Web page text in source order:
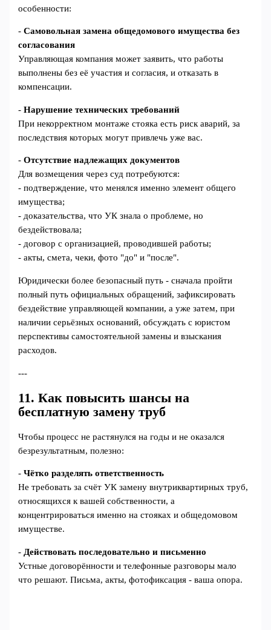
особенности:
-Самовольная замена общедомового имущества без
согласования
Управляющая компания может заявить, что работы
выполнены без её участия и согласия, и отказать в
компенсации.
-Нарушение технических требований
При некорректном монтаже стояка есть риск аварий, за
последствия которых могут привлечь уже вас.
-Отсутствие надлежащих документов
Для возмещения через суд потребуются:
- подтверждение, что менялся именно элемент общего
имущества;
- доказательства, что УК знала о проблеме, но
бездействовала;
- договор с организацией, проводившей работы;
- акты, смета, чеки, фото "до" и "после".
Юридически более безопасный путь - сначала пройти
полный путь официальных обращений, зафиксировать
бездействие управляющей компании, а уже затем, при
наличии серьёзных оснований, обсуждать с юристом
перспективы самостоятельной замены и взыскания
расходов.
---
11. Как повысить шансы на
бесплатную замену труб
Чтобы процесс не растянулся на годы и не оказался
безрезультатным, полезно:
-Чётко разделять ответственность
Не требовать за счёт УК замену внутриквартирных труб,
относящихся к вашей собственности, а
концентрироваться именно на стояках и общедомовом
имуществе.
- Действовать последовательно и письменно
Устные договорённости и телефонные разговоры мало
что решают. Письма, акты, фотофиксация - ваша опора.